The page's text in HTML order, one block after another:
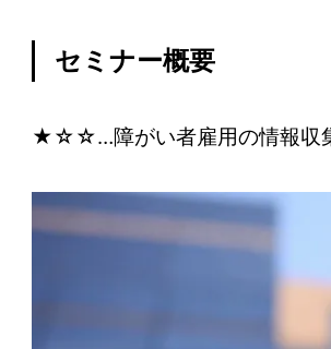
セミナー概要
★☆☆…障がい者雇用の情報収